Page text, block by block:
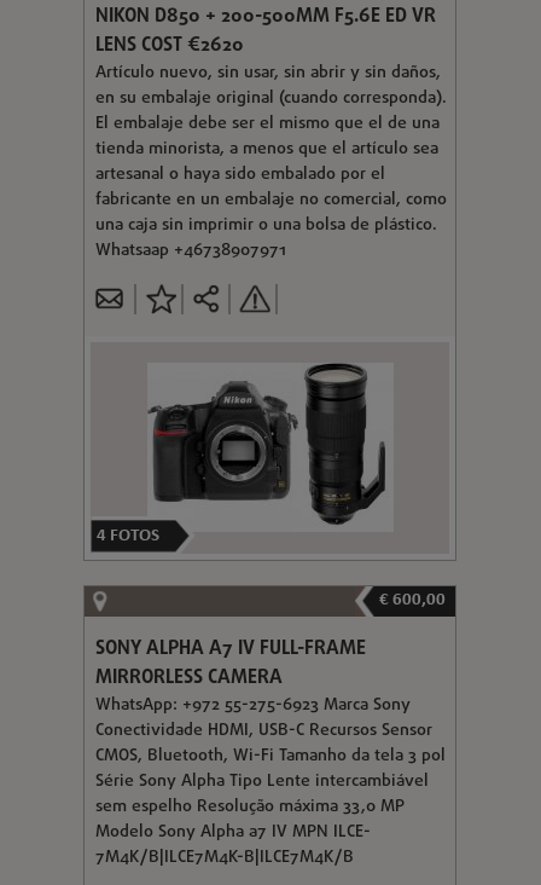
NIKON D850 + 200-500MM F5.6E ED VR
LENS COST €2620
Artículo nuevo, sin usar, sin abrir y sin daños,
en su embalaje original (cuando corresponda).
El embalaje debe ser el mismo que el de una
tienda minorista, a menos que el artículo sea
artesanal o haya sido embalado por el
fabricante en un embalaje no comercial, como
una caja sin imprimir o una bolsa de plástico.
Whatsaap +46738907971
4 FOTOS
€ 600,00
SONY ALPHA A7 IV FULL-FRAME
MIRRORLESS CAMERA
WhatsApp: +972 55-275-6923 Marca Sony
Conectividade HDMI, USB-C Recursos Sensor
CMOS, Bluetooth, Wi-Fi Tamanho da tela 3 pol
Série Sony Alpha Tipo Lente intercambiável
sem espelho Resolução máxima 33,0 MP
Modelo Sony Alpha a7 IV MPN ILCE-
7M4K/B|ILCE7M4K-B|ILCE7M4K/B